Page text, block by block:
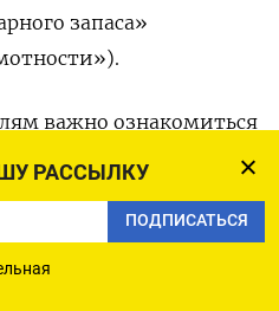
РАССЫЛКУ
ПОДПИСАТЬСЯ
запаса»
важно ознакомиться
оно может стать
и исторической
авторы памятки.